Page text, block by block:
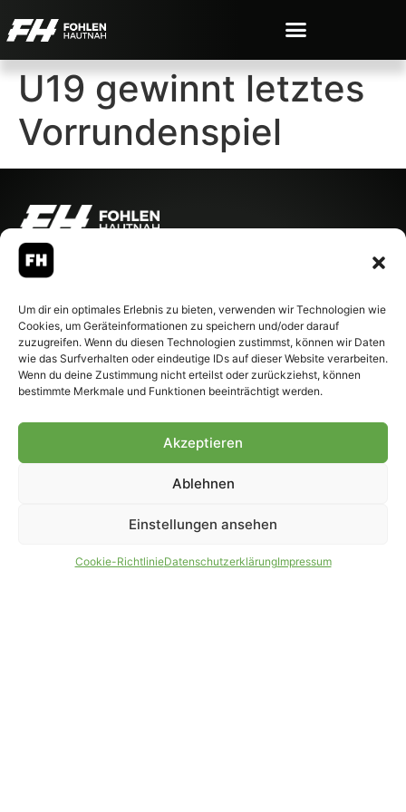
Um dir ein optimales Erlebnis zu bieten, verwenden wir Technologien wie
Cookies, um Geräteinformationen zu speichern und/oder darauf
zuzugreifen. Wenn du diesen Technologien zustimmst, können wir Daten
wie das Surfverhalten oder eindeutige IDs auf dieser Website verarbeiten.
Wenn du deine Zustimmung nicht erteilst oder zurückziehst, können
bestimmte Merkmale und Funktionen beeinträchtigt werden.
Akzeptieren
Ablehnen
Einstellungen ansehen
Cookie-RichtlinieDatenschutzerklärungImpressum
U19 gewinnt letztes
Vorrundenspiel
© 2007-2026 Fohlen-Hautnah.de
– Alle rechte vorbehalten.
offiziell eingetragenes Magazin
bei der Deutschen
Nationalbibliothek (ISSN 1868-
8233). Nachdruck und
Weiterverarbeitung, auch
auszugsweise, nur mit
PARTNER WERDEN
AGB